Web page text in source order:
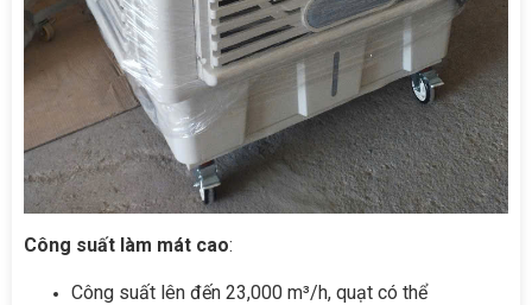
Công suất làm mát cao:
Công suất lên đến 23,000 m³/h, quạt có thể